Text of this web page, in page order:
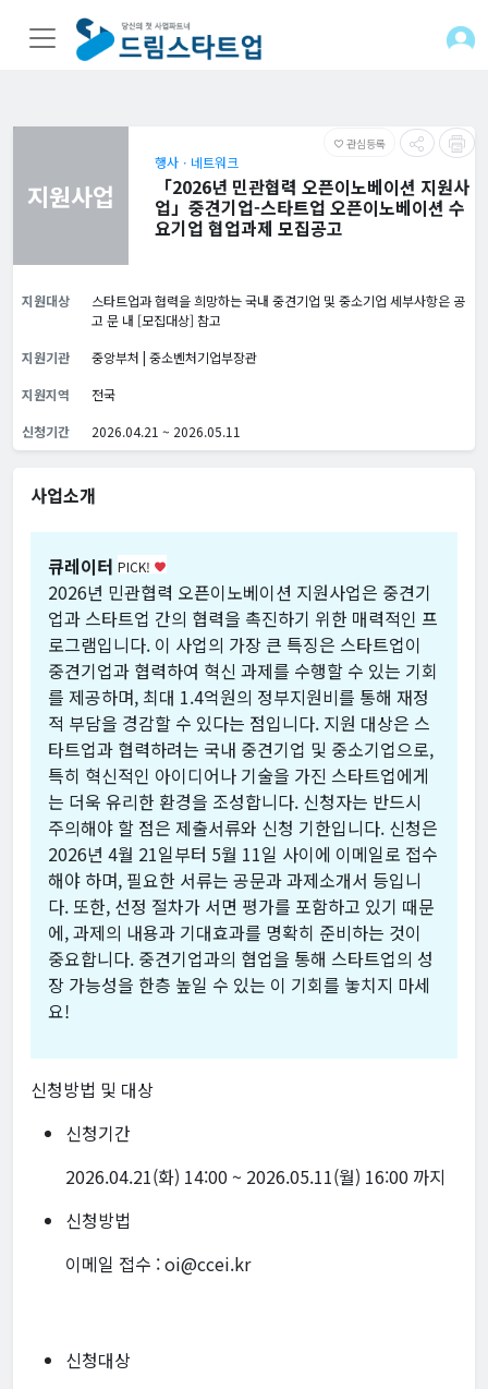
favorite_border 관심등록
지원사업
행사ㆍ네트워크
「2026년 민관협력 오픈이노베이션 지원사
업」중견기업-스타트업 오픈이노베이션 수
요기업 협업과제 모집공고
지원대상
스타트업과 협력을 희망하는 국내 중견기업 및 중소기업 세부사항은 공
고 문 내 [모집대상] 참고
지원기관
중앙부처 | 중소벤처기업부장관
지원지역
전국
신청기간
2026.04.21 ~ 2026.05.11
사업소개
큐레이터 PICK! favorite
2026년 민관협력 오픈이노베이션 지원사업은 중견기
업과 스타트업 간의 협력을 촉진하기 위한 매력적인 프
로그램입니다. 이 사업의 가장 큰 특징은 스타트업이
중견기업과 협력하여 혁신 과제를 수행할 수 있는 기회
를 제공하며, 최대 1.4억원의 정부지원비를 통해 재정
적 부담을 경감할 수 있다는 점입니다. 지원 대상은 스
타트업과 협력하려는 국내 중견기업 및 중소기업으로,
특히 혁신적인 아이디어나 기술을 가진 스타트업에게
는 더욱 유리한 환경을 조성합니다. 신청자는 반드시
주의해야 할 점은 제출서류와 신청 기한입니다. 신청은
2026년 4월 21일부터 5월 11일 사이에 이메일로 접수
해야 하며, 필요한 서류는 공문과 과제소개서 등입니
다. 또한, 선정 절차가 서면 평가를 포함하고 있기 때문
에, 과제의 내용과 기대효과를 명확히 준비하는 것이
중요합니다. 중견기업과의 협업을 통해 스타트업의 성
장 가능성을 한층 높일 수 있는 이 기회를 놓치지 마세
요!
신청방법 및 대상
신청기간
2026.04.21(화) 14:00 ~ 2026.05.11(월) 16:00 까지
신청방법
이메일 접수 : oi@ccei.kr
신청대상